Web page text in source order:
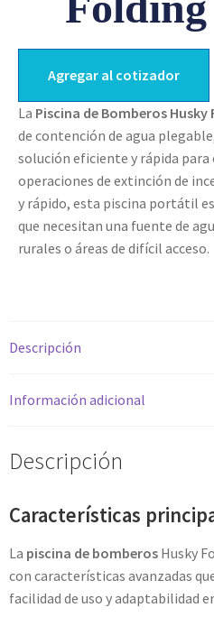
Agregar al cotizador
La Piscina de Bomberos Husky
de contención de agua
solución eficiente y rápida
operaciones de extinción de
y rápido, esta piscina portátil
que necesitan una fuente de
rurales o áreas de difícil acceso.
Descripción
Información adicional
Descripción
Características
La piscina de bomberos Husky
con características avanzadas
facilidad de uso y adaptabilidad